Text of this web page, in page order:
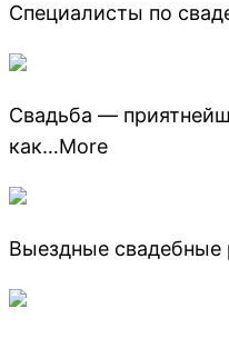
Специалисты по
Свадьба —
как…More
Выездные свадебные